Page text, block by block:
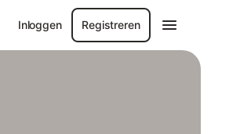
Inloggen Registreren